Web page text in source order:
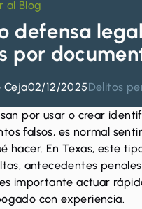
al Blog
defensa
por
Ceja02/12/2025Delitos
por usar o crear
falsos, es normal
hacer. En Texas, este
antecedentes penales
es importante actuar
con experiencia.